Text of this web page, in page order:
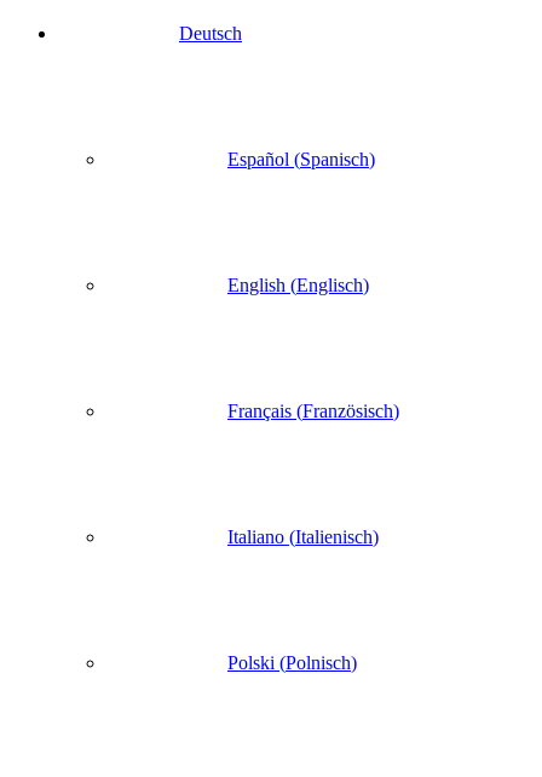
Deutsch
Español (Spanisch)
English (Englisch)
Français (Französisch)
Italiano (Italienisch)
Polski (Polnisch)